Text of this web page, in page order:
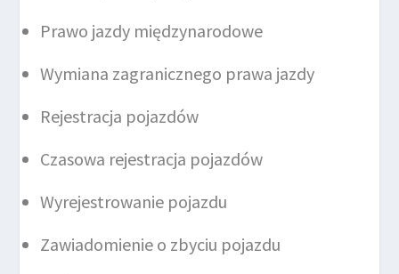
Prawo jazdy międzynarodowe
Wymiana zagranicznego prawa jazdy
Rejestracja pojazdów
Czasowa rejestracja pojazdów
Wyrejestrowanie pojazdu
Zawiadomienie o zbyciu pojazdu